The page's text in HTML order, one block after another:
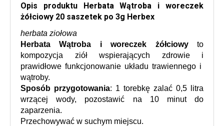
Opis produktu Herbata Wątroba i woreczek
żółciowy 20 saszetek po 3g Herbex
herbata ziołowa
Herbata Wątroba i woreczek żółciowy to
kompozycja ziół wspierających zdrowie i
prawidłowe funkcjonowanie układu trawiennego i
wątroby.
Sposób przygotowania: 1 torebkę zalać 0,5 litra
wrzącej wody, pozostawić na 10 minut do
zaparzenia.
Przechowywać w suchym miejscu.